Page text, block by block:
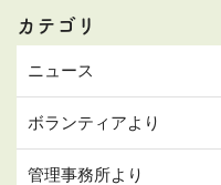
カテゴリ
ニュース
ボランティアより
管理事務所より